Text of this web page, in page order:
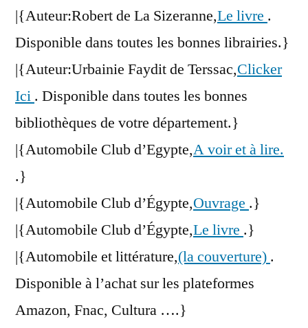
|{Auteur:Robert de La Sizeranne,Le livre .
Disponible dans toutes les bonnes librairies.}
|{Auteur:Urbainie Faydit de Terssac,Clicker
Ici . Disponible dans toutes les bonnes
bibliothèques de votre département.}
|{Automobile Club d’Egypte,A voir et à lire.
.}
|{Automobile Club d’Égypte,Ouvrage .}
|{Automobile Club d’Égypte,Le livre .}
|{Automobile et littérature,(la couverture) .
Disponible à l’achat sur les plateformes
Amazon, Fnac, Cultura ….}